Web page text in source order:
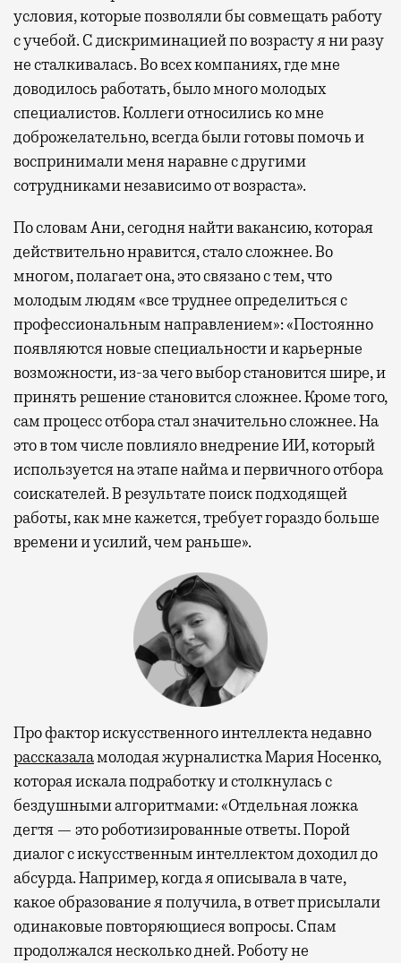
условия, которые позволяли бы совмещать работу
с учебой. C дискриминацией по возрасту я ни разу
не сталкивалась. Во всех компаниях, где мне
доводилось работать, было много молодых
специалистов. Коллеги относились ко мне
доброжелательно, всегда были готовы помочь и
воспринимали меня наравне с другими
сотрудниками независимо от возраста».
По словам Ани, сегодня найти вакансию, которая
действительно нравится, стало сложнее. Во
многом, полагает она, это связано с тем, что
молодым людям «все труднее определиться с
профессиональным направлением»: «Постоянно
появляются новые специальности и карьерные
возможности, из-за чего выбор становится шире, и
принять решение становится сложнее. Кроме того,
сам процесс отбора стал значительно сложнее. На
это в том числе повлияло внедрение ИИ, который
используется на этапе найма и первичного отбора
соискателей. В результате поиск подходящей
работы, как мне кажется, требует гораздо больше
времени и усилий, чем раньше».
Про фактор искусственного интеллекта недавно
рассказаламолодая журналистка Мария Носенко,
которая искала подработку и столкнулась с
бездушными алгоритмами: «Отдельная ложка
дегтя — это роботизированные ответы. Порой
диалог с искусственным интеллектом доходил до
абсурда. Например, когда я описывала в чате,
какое образование я получила, в ответ присылали
одинаковые повторяющиеся вопросы. Спам
продолжался несколько дней. Роботу не